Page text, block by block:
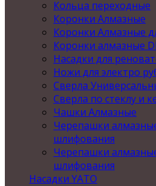
Кольца переходные
Коронки Алмазные
Коронки Алмазные
Коронки алмазные
Насадки для
Ножи для электро
Сверла
Сверла по стеклу и
Чашки Алмазные
Черепашки
шлифования
Черепашки
шлифования
Насадки YATO